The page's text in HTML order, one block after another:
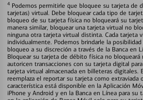
4 Podemos permitirle que bloquee su tarjeta de
tarjetas) virtual. Debe bloquear cada tipo de
bloqueo de su tarjeta física no bloqueará su
manera similar, bloquear una tarjeta virtual no
ninguna otra tarjeta virtual distinta. Cada tarjeta
individualmente. Podemos brindarle la
bloqueo a su discreción a través de la Banca en
Bloquear su tarjeta de débito física no bloqueará
autoricen transacciones con su tarjeta digital
tarjeta virtual almacenada en billeteras digitales.
reemplaza el reportar su tarjeta como extraviada
característica está disponible en la Aplicación
iPhone y Android y en la Banca en Línea para